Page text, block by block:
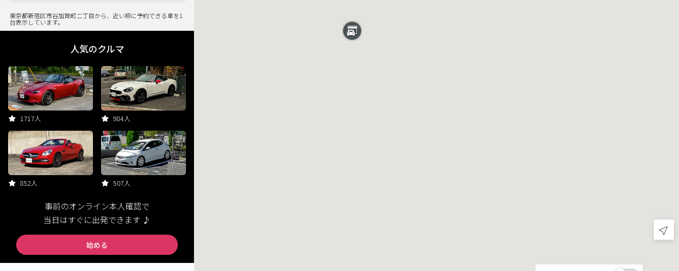
東京都新宿区市谷加賀町二丁目から、近い順に予約できる車を1
台表示しています。
人気のクルマ
1717人 984人
852人 507人
事前のオンライン本人確認で
当日はすぐに出発できます ♪
始める